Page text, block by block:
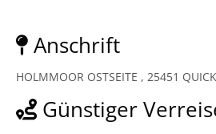
Anschrift
HOLMMOOR OSTSEITE , 25451
Günstiger